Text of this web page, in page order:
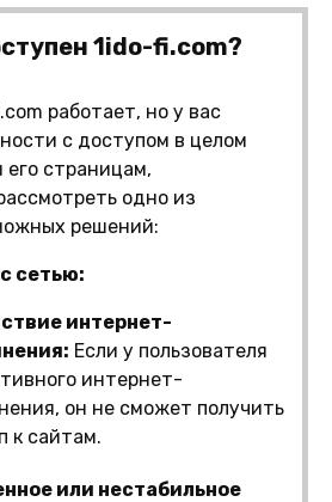
1ido-fi.com?
работает, но у вас
с доступом в целом
страницам,
одно из
решений:
сетью:
интернет-
Если у пользователя
интернет-
он не сможет получить
к сайтам.
или нестабильное